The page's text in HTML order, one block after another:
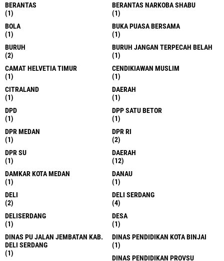
BERANTAS
(1)
BERANTAS NARKOBA SHABU
(1)
BOLA
(1)
BUKA PUASA BERSAMA
(1)
BURUH
(2)
BURUH JANGAN TERPECAH BELAH
(1)
CAMAT HELVETIA TIMUR
(1)
CENDIKIAWAN MUSLIM
(1)
CITRALAND
(1)
DAERAH
(1)
DPD
(1)
DPP SATU BETOR
(1)
DPR MEDAN
(1)
DPR RI
(2)
DPR SU
(1)
DAERAH
(12)
DAMKAR KOTA MEDAN
(1)
DANAU
(1)
DELI
(2)
DELI SERDANG
(4)
DELISERDANG
(1)
DESA
(1)
DINAS PU JALAN JEMBATAN KAB.
DELI SERDANG
(1)
DINAS PENDIDIKAN KOTA BINJAI
(1)
DINAS PENDIDIKAN PROVSU